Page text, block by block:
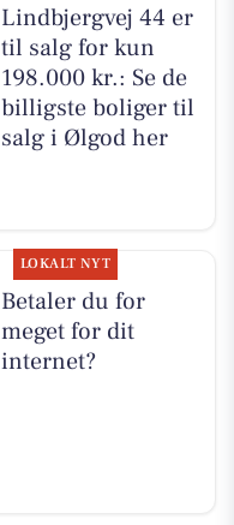
Lindbjergvej 44 er
til salg for kun
198.000 kr.: Se de
billigste boliger til
salg i Ølgod her
LOKALT NYT
Betaler du for
meget for dit
internet?